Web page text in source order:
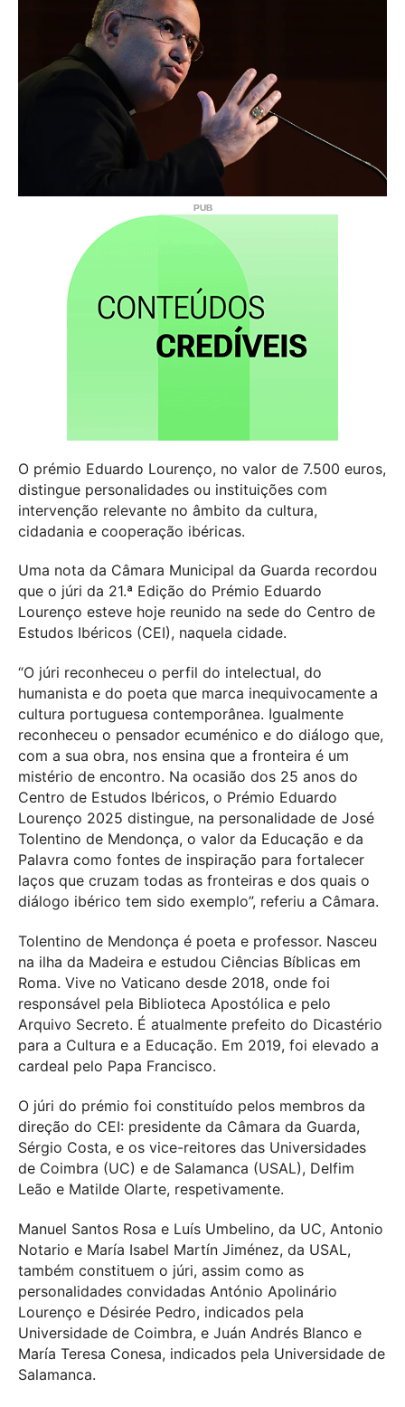
O prémio Eduardo Lourenço, no valor de 7.500 euros,
distingue personalidades ou instituições com
intervenção relevante no âmbito da cultura,
cidadania e cooperação ibéricas.
Uma nota da Câmara Municipal da Guarda recordou
que o júri da 21.ª Edição do Prémio Eduardo
Lourenço esteve hoje reunido na sede do Centro de
Estudos Ibéricos (CEI), naquela cidade.
“O júri reconheceu o perfil do intelectual, do
humanista e do poeta que marca inequivocamente a
cultura portuguesa contemporânea. Igualmente
reconheceu o pensador ecuménico e do diálogo que,
com a sua obra, nos ensina que a fronteira é um
mistério de encontro. Na ocasião dos 25 anos do
Centro de Estudos Ibéricos, o Prémio Eduardo
Lourenço 2025 distingue, na personalidade de José
Tolentino de Mendonça, o valor da Educação e da
Palavra como fontes de inspiração para fortalecer
laços que cruzam todas as fronteiras e dos quais o
diálogo ibérico tem sido exemplo”, referiu a Câmara.
Tolentino de Mendonça é poeta e professor. Nasceu
na ilha da Madeira e estudou Ciências Bíblicas em
Roma. Vive no Vaticano desde 2018, onde foi
responsável pela Biblioteca Apostólica e pelo
Arquivo Secreto. É atualmente prefeito do Dicastério
para a Cultura e a Educação. Em 2019, foi elevado a
cardeal pelo Papa Francisco.
O júri do prémio foi constituído pelos membros da
direção do CEI: presidente da Câmara da Guarda,
Sérgio Costa, e os vice-reitores das Universidades
de Coimbra (UC) e de Salamanca (USAL), Delfim
Leão e Matilde Olarte, respetivamente.
Manuel Santos Rosa e Luís Umbelino, da UC, Antonio
Notario e María Isabel Martín Jiménez, da USAL,
também constituem o júri, assim como as
personalidades convidadas António Apolinário
Lourenço e Désirée Pedro, indicados pela
Universidade de Coimbra, e Juán Andrés Blanco e
María Teresa Conesa, indicados pela Universidade de
Salamanca.